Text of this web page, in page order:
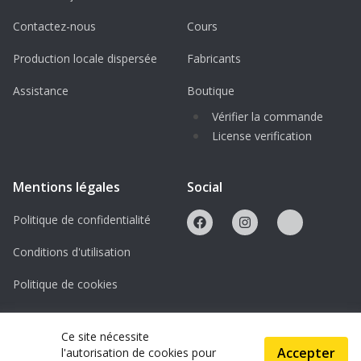
Raspberry Pi 4 wird gestellt
Contactez-nous
Production locale dispersée
Assistance
Cours
Fabricants
Boutique
Vérifier la commande
License verification
Mentions légales
Politique de confidentialité
Conditions d'utilisation
Politique de cookies
Licences
Social
Ce site nécessite
l'autorisation de cookies pour
Accepter